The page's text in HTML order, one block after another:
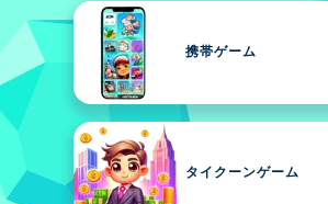
携帯ゲーム
タイクーンゲーム